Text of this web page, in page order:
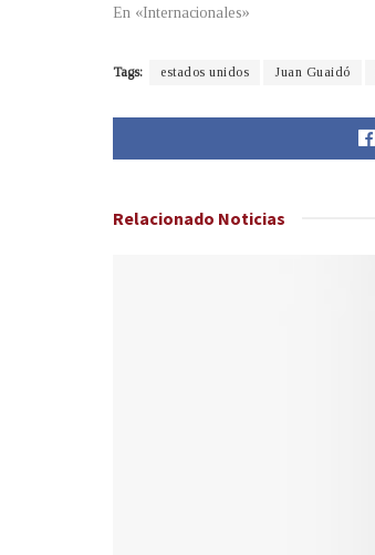
En «Internacionales»
Tags: estados unidos Juan Guaidó
Relacionado Noticias